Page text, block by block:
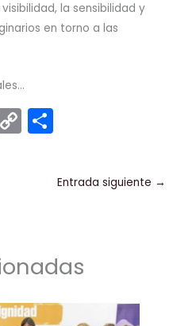
la sensibilidad y
en torno a las
C
o
k
m
p
Entrada siguiente →